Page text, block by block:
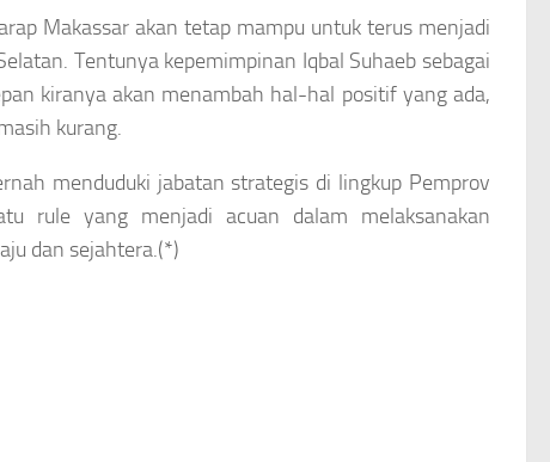
Makassar akan tetap mampu untuk terus menjadi
Tentunya kepemimpinan Iqbal Suhaeb sebagai
kiranya akan menambah hal-hal positif yang ada,
kurang.
menduduki jabatan strategis di lingkup Pemprov
rule yang menjadi acuan dalam melaksanakan
dan sejahtera.(*)